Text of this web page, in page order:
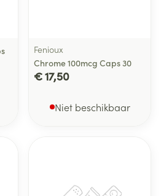
Fenioux
Chrome 100mcg Caps 30
€ 17,50
Niet beschikbaar